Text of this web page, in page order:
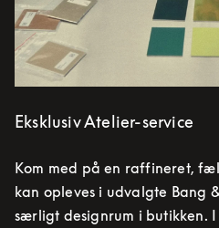
Eksklusiv Atelier-service
Kom med på en raffineret,
kan opleves i udvalgte Bang
særligt designrum i butikken.